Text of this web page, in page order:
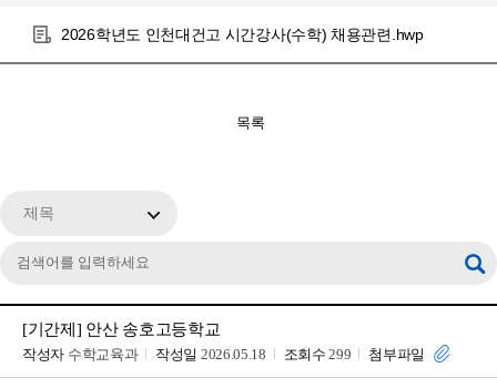
2026학년도 인천대건고 시간강사(수학) 채용관련.hwp
목록
제목
[기간제] 안산 송호고등학교
작성자 수학교육과 작성일 2026.05.18 조회수 299 첨부파일